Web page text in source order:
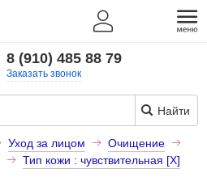
8 (910) 485 88 79
Заказать звонок
Найти
Уход за лицом
Очищение
Тип кожи : чувствительная [X]